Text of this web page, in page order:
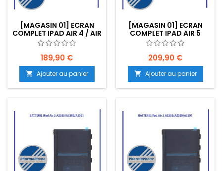
[MAGASIN 01] ECRAN
COMPLET IPAD AIR 4 / AIR
5 (ORI) - EMPLACEMENT:
MAG01-BBBB-E01
189,90 €
 Ajouter au panier
[MAGASIN 01] ECRAN
COMPLET IPAD AIR 5
(ORI) NOIR -
EMPLACEMENT: MAG01-
BBBB-E01
209,90 €
 Ajouter au panier